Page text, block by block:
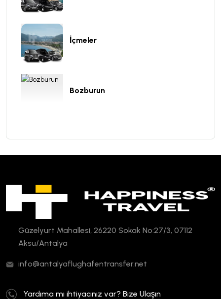
İçmeler
Bozburun
Güzelyurt Mahallesi, 26220 Sokak No:27/3, 07112
Aksu/Antalya
info@antalyaflughafentransfer.net
Yardıma mı ihtiyacınız var? Bize Ulaşın